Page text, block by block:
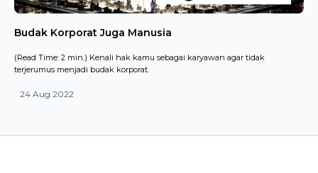
Budak Korporat Juga Manusia
(Read Time: 2 min.) Kenali hak kamu sebagai karyawan agar tidak
terjerumus menjadi budak korporat.
24 Aug 2022